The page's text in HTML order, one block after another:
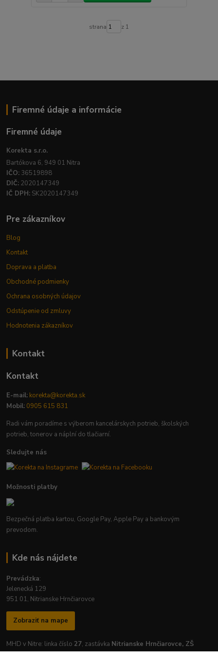
strana z 1
Firemné údaje a informácie
Firemné údaje
Korekta s.r.o.
Bartókova 6, 949 01 Nitra
IČO: 36519898
DIČ: 2020147349
IČ DPH: SK2020147349
Pre zákazníkov
Blog
Kontakt
Doprava a platba
Obchodné podmienky
Ochrana osobných údajov
Odstúpenie od zmluvy
Hodnotenia zákazníkov
Kontakt
Kontakt
E-mail: korekta@korekta.sk
Mobil: 0905 615 831
Radi vám poradíme s výberom kancelárskych potrieb, školských
potrieb, tonerov a náplní do tlačiarní.
Sledujte nás
Možnosti platby
Bezpečná platba kartou, Google Pay, Apple Pay a bankovým
prevodom.
Kde nás nájdete
Prevádzka:
Jelenecká 129
951 01, Nitrianske Hrnčiarovce
Zobraziť na mape
MHD v Nitre: linka číslo 27, zastávka Nitrianske Hrnčiarovce, ZŠ